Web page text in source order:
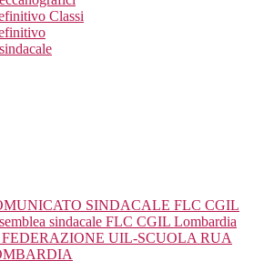
Classi
SINDACALE FLC CGIL
sindacale FLC CGIL Lombardia
FEDERAZIONE UIL-SCUOLA RUA